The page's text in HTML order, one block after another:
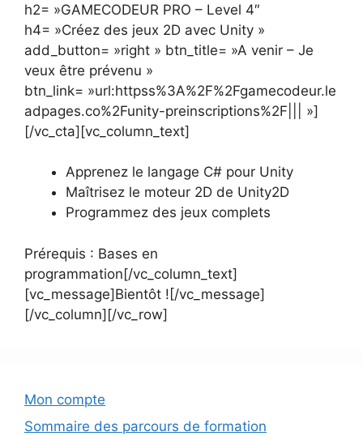
h2= »GAMECODEUR PRO – Level 4″
h4= »Créez des jeux 2D avec Unity »
add_button= »right » btn_title= »A venir – Je
veux être prévenu »
btn_link= »url:httpss%3A%2F%2Fgamecodeur.le
adpages.co%2Funity-preinscriptions%2F||| »]
[/vc_cta][vc_column_text]
Apprenez le langage C# pour Unity
Maîtrisez le moteur 2D de Unity2D
Programmez des jeux complets
Prérequis : Bases en
programmation[/vc_column_text]
[vc_message]Bientôt ![/vc_message]
[/vc_column][/vc_row]
Mon compte
Sommaire des parcours de formation